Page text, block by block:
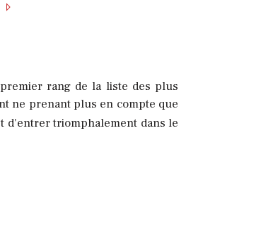
rang de la liste des plus
ne prenant plus en compte que
d'entrer triomphalement dans le